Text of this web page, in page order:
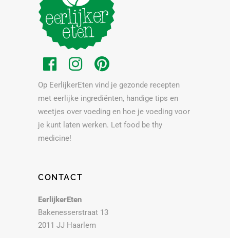
Op EerlijkerEten vind je gezonde recepten
met eerlijke ingrediënten, handige tips en
weetjes over voeding en hoe je voeding voor
je kunt laten werken. Let food be thy
medicine!
CONTACT
EerlijkerEten
Bakenesserstraat 13
2011 JJ Haarlem